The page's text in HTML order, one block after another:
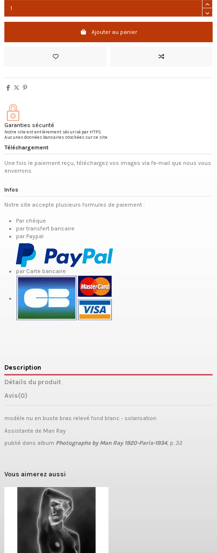
Ajouter au panier
Garanties sécurité
Notre site est entièrement sécurisé par HTPS
Aucunes données bancaires stockées sur ce site
Téléchargement
Une fois le paiement reçu, téléchargez vos images via l'e-mail que nous vous
enverrons.
Infos
Notre site accepte plusieurs formules de paiement :
Par chèque
par transfert bancaire
par Paypal
par Carte bancaire
Description
Détails du produit
Avis(0)
modèle nu en buste bras relevé fond blanc - solarisation
Assistante de Man Ray
publié dans album Photographs by Man Ray 1920-Paris-1934, p. 32
Vous aimerez aussi